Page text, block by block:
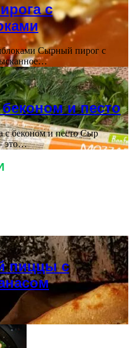
с
Сырный пирог с
и песто
с беконом и песто Сыр
это…
пиццы с